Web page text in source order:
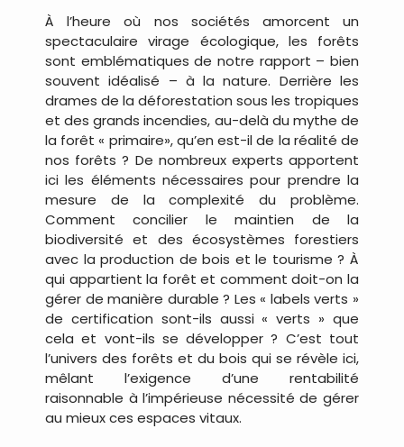
À l’heure où nos sociétés amorcent un
spectaculaire virage écologique, les forêts
sont emblématiques de notre rapport – bien
souvent idéalisé – à la nature. Derrière les
drames de la déforestation sous les tropiques
et des grands incendies, au-delà du mythe de
la forêt « primaire», qu’en est-il de la réalité de
nos forêts ? De nombreux experts apportent
ici les éléments nécessaires pour prendre la
mesure de la complexité du problème.
Comment concilier le maintien de la
biodiversité et des écosystèmes forestiers
avec la production de bois et le tourisme ? À
qui appartient la forêt et comment doit-on la
gérer de manière durable ? Les « labels verts »
de certification sont-ils aussi « verts » que
cela et vont-ils se développer ? C’est tout
l’univers des forêts et du bois qui se révèle ici,
mêlant l’exigence d’une rentabilité
raisonnable à l’impérieuse nécessité de gérer
au mieux ces espaces vitaux.